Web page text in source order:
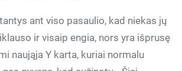
ant viso pasaulio, kad niekas jų
ir visaip engia, nors yra išprusę
naująja Y karta, kuriai normalu